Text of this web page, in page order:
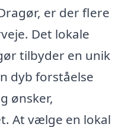
er der flere
Det lokale
tilbyder en unik
dyb forståelse
ønsker,
At vælge en lokal